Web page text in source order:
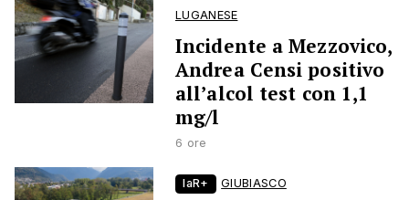
LUGANESE
Incidente a Mezzovico,
Andrea Censi positivo
all’alcol test con 1,1
mg/l
6 ore
laR+ GIUBIASCO